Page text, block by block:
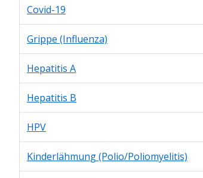
Covid-19
Grippe (Influenza)
Hepatitis A
Hepatitis B
HPV
Kinderlähmung (Polio/Poliomyelitis)